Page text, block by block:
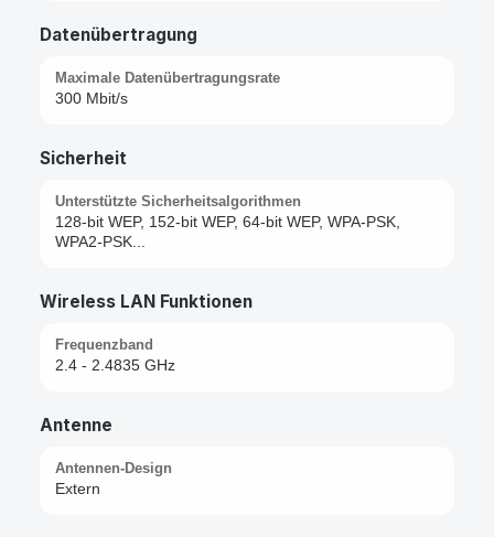
Datenübertragung
Maximale Datenübertragungsrate
300 Mbit/s
Sicherheit
Unterstützte Sicherheitsalgorithmen
128-bit WEP, 152-bit WEP, 64-bit WEP, WPA-PSK,
WPA2-PSK...
Wireless LAN Funktionen
Frequenzband
2.4 - 2.4835 GHz
Antenne
Antennen-Design
Extern